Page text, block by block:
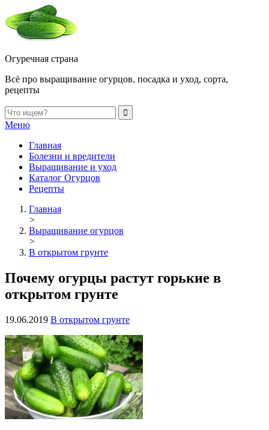
Огуречная страна
Всё про выращивание огурцов, посадка и уход, сорта,
рецепты
Меню
Главная
Болезни и вредители
Выращивание и уход
Каталог Огурцов
Рецепты
Главная
>
Выращивание огурцов
>
В открытом грунте
Почему огурцы растут горькие в
открытом грунте
19.06.2019 В открытом грунте